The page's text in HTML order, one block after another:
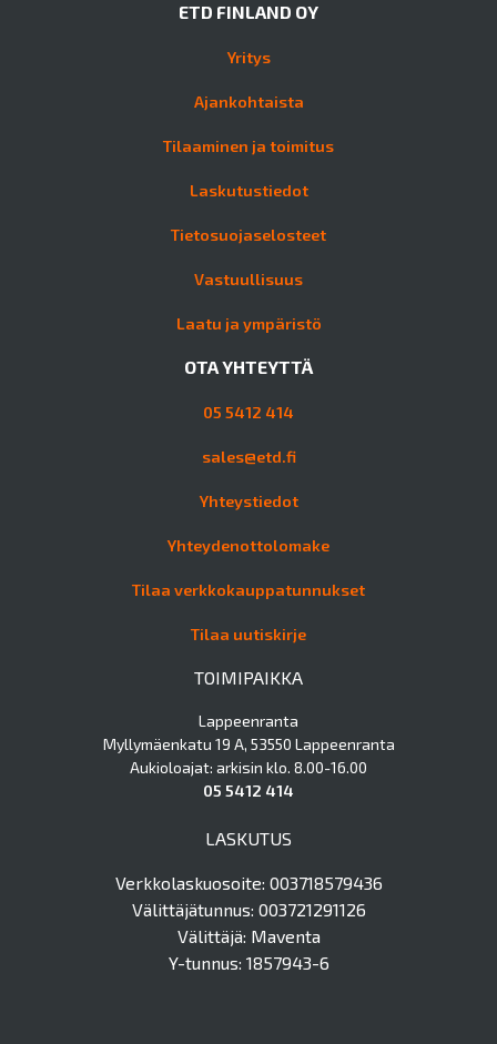
ETD FINLAND OY
Yritys
Ajankohtaista
Tilaaminen ja toimitus
Laskutustiedot
Tietosuojaselosteet
Vastuullisuus
Laatu ja ympäristö
OTA YHTEYTTÄ
05 5412 414
sales@etd.fi
Yhteystiedot
Yhteydenottolomake
Tilaa verkkokauppatunnukset
Tilaa uutiskirje
TOIMIPAIKKA
Lappeenranta
Myllymäenkatu 19 A, 53550 Lappeenranta
Aukioloajat: arkisin klo. 8.00-16.00
05 5412 414
LASKUTUS
Verkkolaskuosoite: 003718579436
Välittäjätunnus: 003721291126
Välittäjä: Maventa
Y-tunnus: 1857943-6